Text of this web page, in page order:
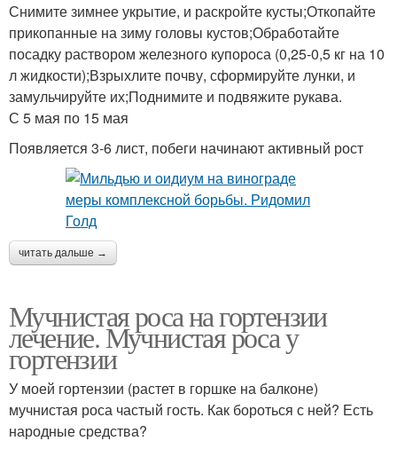
Снимите зимнее укрытие, и раскройте кусты;Откопайте
прикопанные на зиму головы кустов;Обработайте
посадку раствором железного купороса (0,25-0,5 кг на 10
л жидкости);Взрыхлите почву, сформируйте лунки, и
замульчируйте их;Поднимите и подвяжите рукава.
С 5 мая по 15 мая
Появляется 3-6 лист, побеги начинают активный рост
читать дальше →
Мучнистая роса на гортензии
лечение. Мучнистая роса у
гортензии
У моей гортензии (растет в горшке на балконе)
мучнистая роса частый гость. Как бороться с ней? Есть
народные средства?